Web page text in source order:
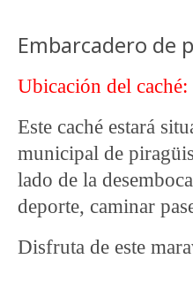
Embarcadero de
Ubicación del caché:
Este caché estará
municipal de
lado de la
deporte, caminar
Disfruta de este